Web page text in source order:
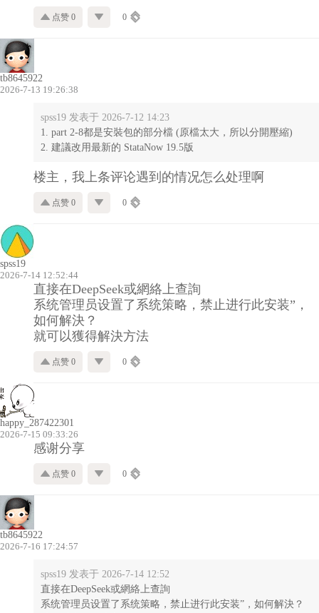
点赞 0 0
tb8645922
2026-7-13 19:26:38
spss19 发表于 2026-7-12 14:23
1. part 2-8都是安裝包的部分檔 (原檔太大，所以分開壓縮)
2. 建議改用最新的 StataNow 19.5版
楼主，我上条评论遇到的情况怎么处理啊
点赞 0 0
spss19
2026-7-14 12:52:44
直接在DeepSeek或網絡上查詢
系统管理员设置了系统策略，禁止进行此安装”，
如何解決？
就可以獲得解決方法
点赞 0 0
happy_287422301
2026-7-15 09:33:26
感谢分享
点赞 0 0
tb8645922
2026-7-16 17:24:57
spss19 发表于 2026-7-14 12:52
直接在DeepSeek或網絡上查詢
系统管理员设置了系统策略，禁止进行此安装”，如何解決？